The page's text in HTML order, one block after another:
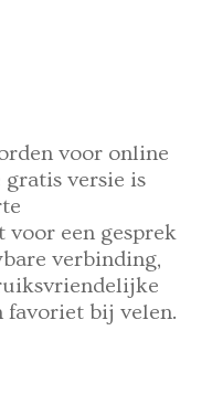
voor online
gratis versie is
een gesprek
verbinding,
favoriet bij velen.